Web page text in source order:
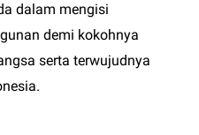
dalam mengisi
demi kokohnya
serta terwujudnya